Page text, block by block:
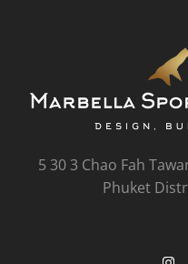
5 30 3 Chao Fah
Phuket